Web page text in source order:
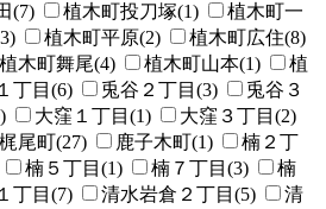
(7) 植木町投刀塚(1)
植木町一
植木町平原(2)
植木町広住(8)
植木町舞尾(4) 植木町山本(1)
植
丁目(6) 兎谷２丁目(3)
兎谷３
大窪１丁目(1)
大窪３丁目(2)
梶尾町(27) 鹿子木町(1)
楠２丁
楠５丁目(1) 楠７丁目(3)
楠
丁目(7) 清水岩倉２丁目(5)
清